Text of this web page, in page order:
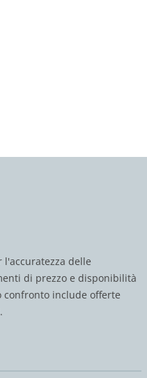
l'accuratezza delle
di prezzo e disponibilità
confronto include offerte